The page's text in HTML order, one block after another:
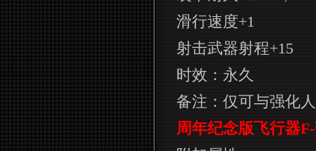
滑行速度+1
射击武器射程+15
时效：永久
备注：仅可与强化
周年纪念版飞行器F-